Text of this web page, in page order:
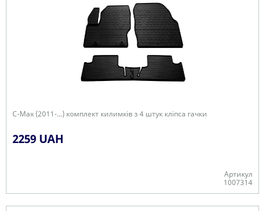
C-Max (2011-...) комплект килимків з 4 штук кліпса гачки
2259 UAH
Артикул
1007314